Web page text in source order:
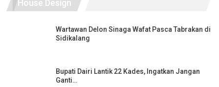
House Design
Wartawan Delon Sinaga Wafat Pasca Tabrakan di
Sidikalang
Bupati Dairi Lantik 22 Kades, Ingatkan Jangan
Ganti…